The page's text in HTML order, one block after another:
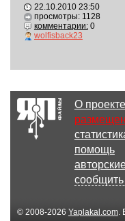
22.10.2010 23:50
просмотры: 1128
комментарии:0
wolfisback23
О проекте
помощь
© 2008-2026 Yaplakal.com.